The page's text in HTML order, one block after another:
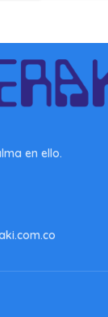
en ello.